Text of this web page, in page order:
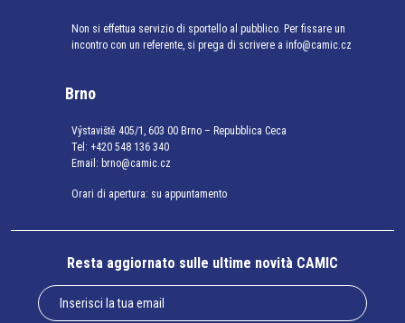
Non si effettua servizio di sportello al pubblico. Per fissare un
incontro con un referente, si prega di scrivere a info@camic.cz
Brno
Výstaviště 405/1, 603 00 Brno – Repubblica Ceca
Tel: +420 548 136 340
Email: brno@camic.cz
Orari di apertura: su appuntamento
Resta aggiornato sulle ultime novità CAMIC